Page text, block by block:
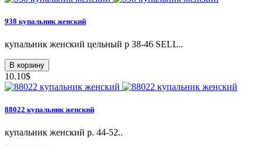
938 купальник женский
купальник женский цельный p 38-46 SELL..
В корзину
10.10$
88022 купальник женский
купальник женский р. 44-52..